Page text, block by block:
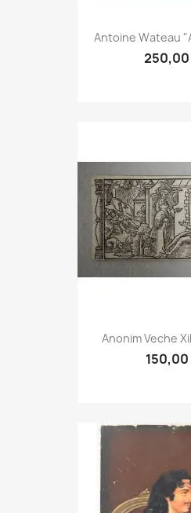
Antoine Wateau
250,00
Anonim Veche
150,00